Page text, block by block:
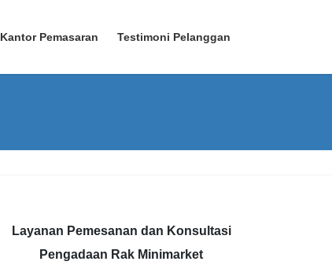
Kantor Pemasaran Testimoni Pelanggan
Layanan Pemesanan dan Konsultasi
Pengadaan Rak Minimarket